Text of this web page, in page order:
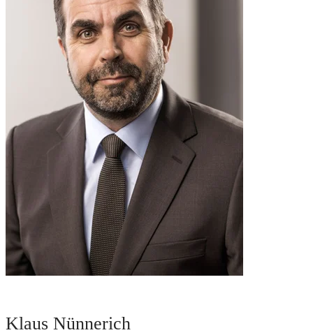
Klaus Nünnerich